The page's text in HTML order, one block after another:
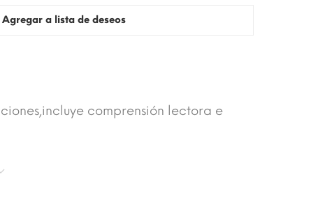
Agregar a lista de deseos
comprensión lectora e